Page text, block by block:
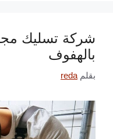
شركة تسليك
بالهفوف
بقلم reda